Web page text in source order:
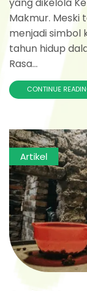
Makmur. Meski
menjadi simbol
tahun hidup
Rasa...
CONTINUE
Artikel